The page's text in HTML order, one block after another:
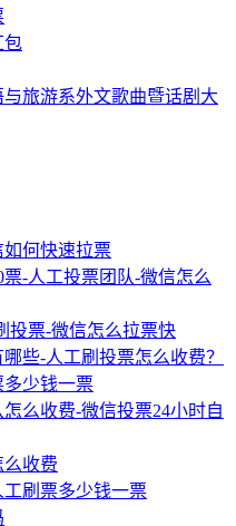
包
旅游系外文歌曲暨话剧大
何快速拉票
-人工投票团队-微信怎么
投票-微信怎么拉票快
些-人工刷投票怎么收费？
少钱一票
么收费-微信投票24小时自
收费
刷票多少钱一票